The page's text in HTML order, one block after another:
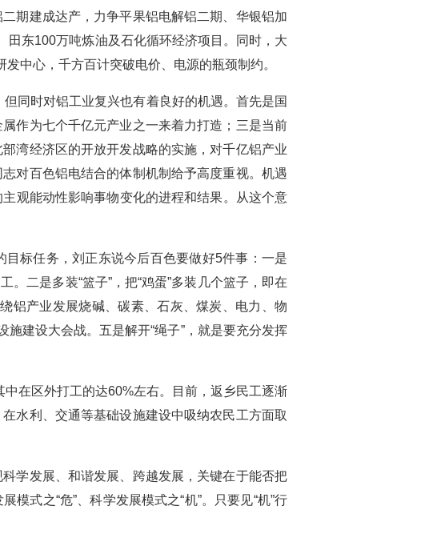
期建成达产，力争平果铝电解铝二期、华银铝加
田东100万吨炼油及石化循环经济项目。同时，大
中心，千方百计突破电价、电源的瓶颈制约。
同时对铝工业复兴也有着良好的机遇。首先是国
作为七个千亿元产业之一来着力打造；三是当前
湾经济区的开放开发战略的实施，对千亿铝产业
对百色铝电结合的体制机制给予高度重视。机遇
主观能动性影响事物变化的进程和结果。从这个意
标任务，刘正东说今后百色要做好5件事：一是
。二是多装“篮子”，把“鸡蛋”多装几个篮子，即在
铝产业发展烧碱、碳素、石灰、煤炭、电力、物
建设大会战。五是解开“绳子”，就是要充分发挥
在区外打工的达60%左右。目前，返乡民工逐渐
水利、交通等基础设施建设中吸纳农民工方面取
学发展、和谐发展、跨越发展，关键在于能否把
式之“危”、科学发展模式之“机”。只要见“机”行